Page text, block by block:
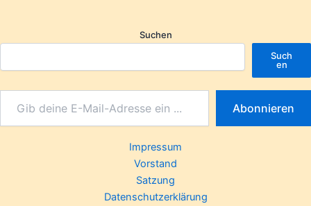
Suchen
Such
en
Abonnieren
Impressum
Vorstand
Satzung
Datenschutzerklärung